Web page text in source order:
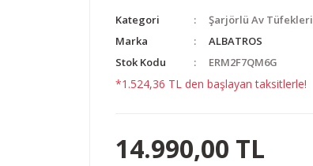
Kategori Şarjörlü Av Tüfekleri
Marka
ALBATROS
Stok Kodu
ERM2F7QM6G
*1.524,36 TL den başlayan taksitlerle!
14.990,00 TL